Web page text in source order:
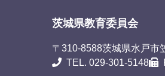
茨城県教育委員会
〒310-8588茨城県水戸市
TEL. 029-301-5148